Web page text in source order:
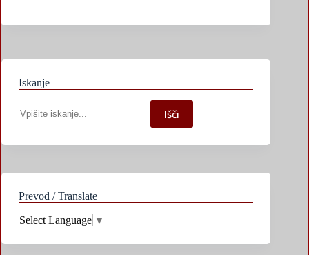
Iskanje
po
Išči
Prevod / Translate
Select Language ▼